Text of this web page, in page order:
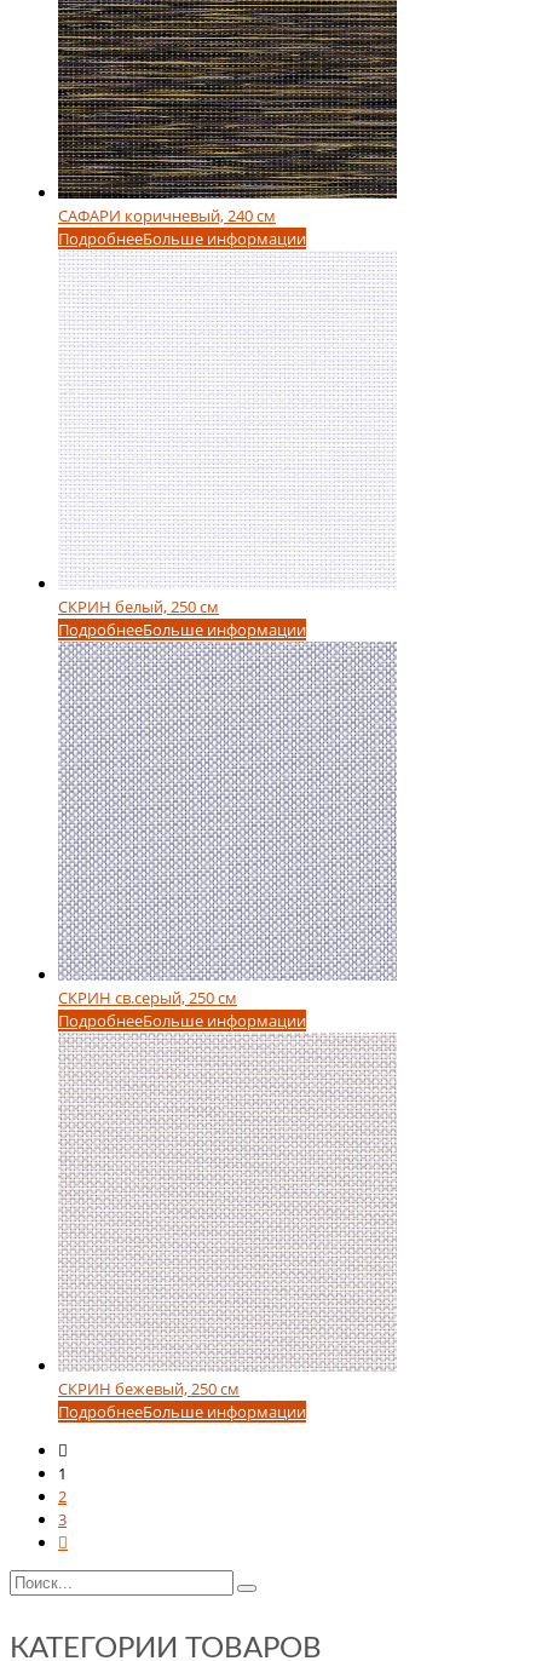
САФАРИ коричневый, 240 см
ПодробнееБольше информации
СКРИН белый, 250 см
ПодробнееБольше информации
СКРИН св.серый, 250 см
ПодробнееБольше информации
СКРИН бежевый, 250 см
ПодробнееБольше информации
1
2
3
КАТЕГОРИИ ТОВАРОВ